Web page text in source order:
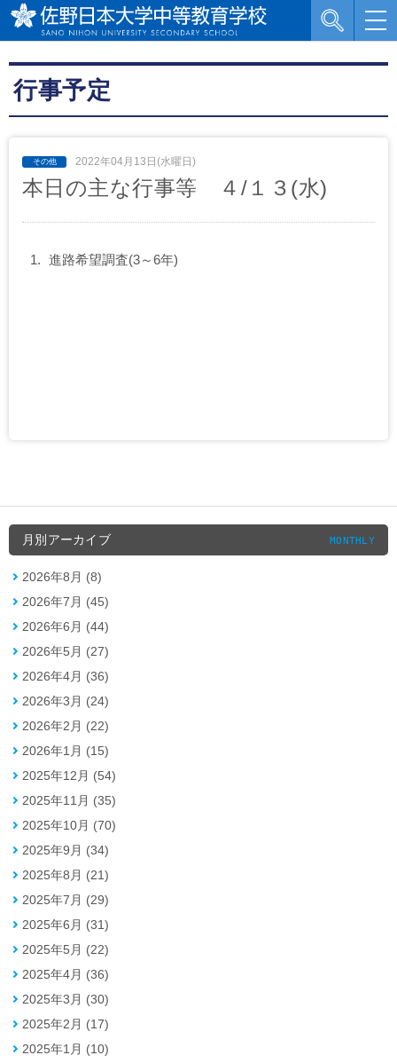
行事予定
2022年04月13日(水曜日)
本日の主な行事等 ４/１３(水)
進路希望調査(3～6年)
月別アーカイブ MONTHLY
2026年8月 (8)
2026年7月 (45)
2026年6月 (44)
2026年5月 (27)
2026年4月 (36)
2026年3月 (24)
2026年2月 (22)
2026年1月 (15)
2025年12月 (54)
2025年11月 (35)
2025年10月 (70)
2025年9月 (34)
2025年8月 (21)
2025年7月 (29)
2025年6月 (31)
2025年5月 (22)
2025年4月 (36)
2025年3月 (30)
2025年2月 (17)
2025年1月 (10)